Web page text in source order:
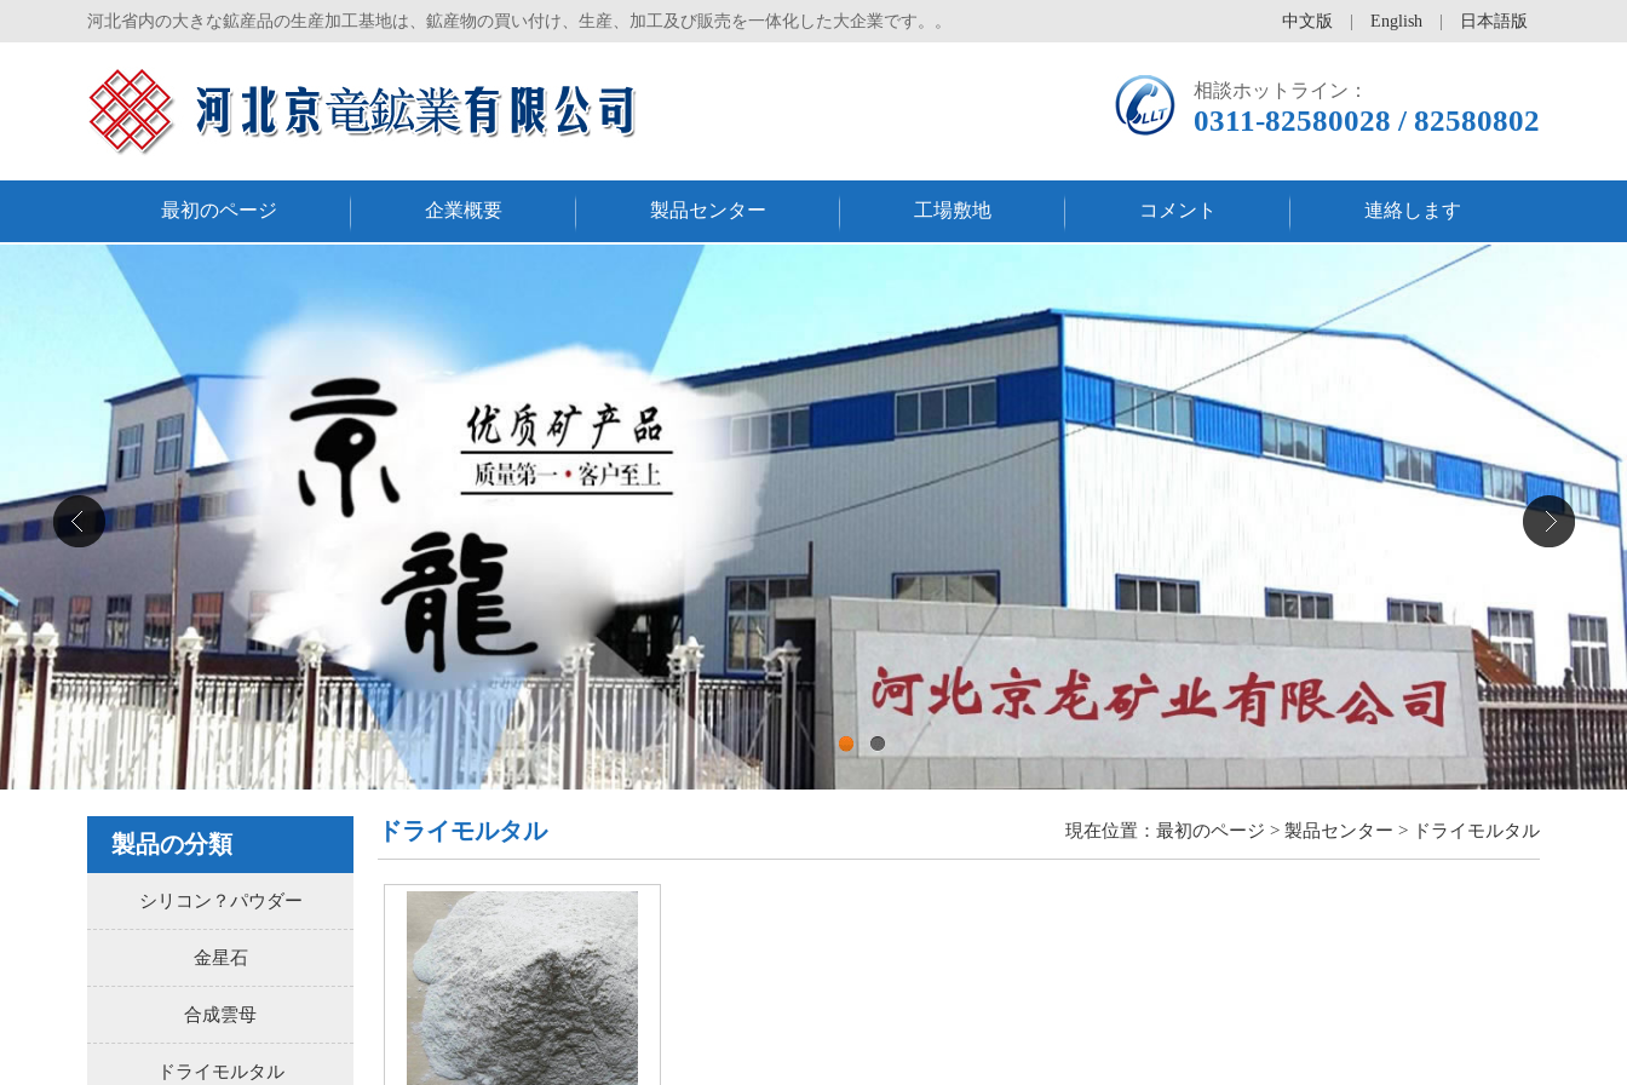
河北省内の大きな鉱産品の生産加工基地は、鉱産物の買い付け、生産、加工及び販売を一体化した大企業です。。 中文版 English 日本語版
相談ホットライン：
0311-82580028 / 82580802
最初のページ 企業概要 製品センター 工場敷地 コメント 連絡します
1 2
製品の分類
シリコン？パウダー
金星石
合成雲母
ドライモルタル
ドライモルタル 現在位置： 最初のページ > 製品センター > ドライモルタル